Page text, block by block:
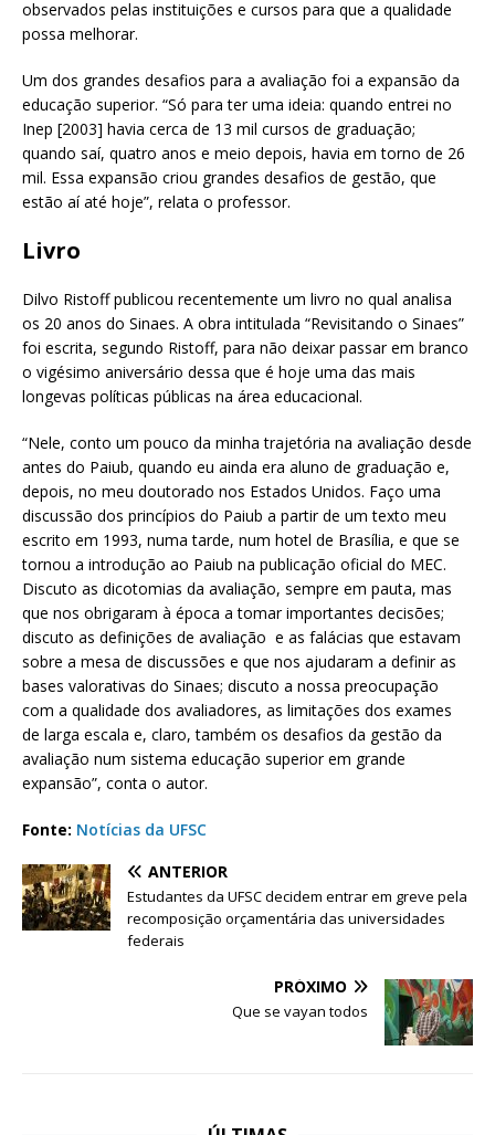
observados pelas instituições e cursos para que a qualidade
possa melhorar.
Um dos grandes desafios para a avaliação foi a expansão da
educação superior. “Só para ter uma ideia: quando entrei no
Inep [2003] havia cerca de 13 mil cursos de graduação;
quando saí, quatro anos e meio depois, havia em torno de 26
mil. Essa expansão criou grandes desafios de gestão, que
estão aí até hoje”, relata o professor.
Livro
Dilvo Ristoff publicou recentemente um livro no qual analisa
os 20 anos do Sinaes. A obra intitulada “Revisitando o Sinaes”
foi escrita, segundo Ristoff, para não deixar passar em branco
o vigésimo aniversário dessa que é hoje uma das mais
longevas políticas públicas na área educacional.
“Nele, conto um pouco da minha trajetória na avaliação desde
antes do Paiub, quando eu ainda era aluno de graduação e,
depois, no meu doutorado nos Estados Unidos. Faço uma
discussão dos princípios do Paiub a partir de um texto meu
escrito em 1993, numa tarde, num hotel de Brasília, e que se
tornou a introdução ao Paiub na publicação oficial do MEC.
Discuto as dicotomias da avaliação, sempre em pauta, mas
que nos obrigaram à época a tomar importantes decisões;
discuto as definições de avaliação e as falácias que estavam
sobre a mesa de discussões e que nos ajudaram a definir as
bases valorativas do Sinaes; discuto a nossa preocupação
com a qualidade dos avaliadores, as limitações dos exames
de larga escala e, claro, também os desafios da gestão da
avaliação num sistema educação superior em grande
expansão”, conta o autor.
Fonte: Notícias da UFSC
ANTERIOR
Estudantes da UFSC decidem entrar em greve pela
recomposição orçamentária das universidades
federais
PRÓXIMO
Que se vayan todos